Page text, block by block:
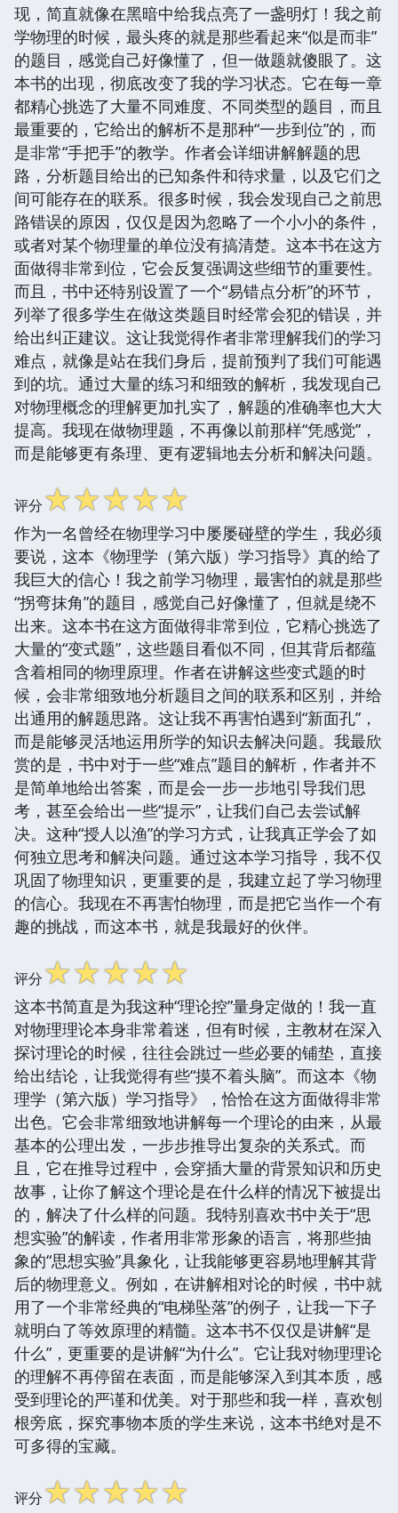
现，简直就像在黑暗中给我点亮了一盏明灯！我之前
学物理的时候，最头疼的就是那些看起来“似是而非”
的题目，感觉自己好像懂了，但一做题就傻眼了。这
本书的出现，彻底改变了我的学习状态。它在每一章
都精心挑选了大量不同难度、不同类型的题目，而且
最重要的，它给出的解析不是那种“一步到位”的，而
是非常“手把手”的教学。作者会详细讲解解题的思
路，分析题目给出的已知条件和待求量，以及它们之
间可能存在的联系。很多时候，我会发现自己之前思
路错误的原因，仅仅是因为忽略了一个小小的条件，
或者对某个物理量的单位没有搞清楚。这本书在这方
面做得非常到位，它会反复强调这些细节的重要性。
而且，书中还特别设置了一个“易错点分析”的环节，
列举了很多学生在做这类题目时经常会犯的错误，并
给出纠正建议。这让我觉得作者非常理解我们的学习
难点，就像是站在我们身后，提前预判了我们可能遇
到的坑。通过大量的练习和细致的解析，我发现自己
对物理概念的理解更加扎实了，解题的准确率也大大
提高。我现在做物理题，不再像以前那样“凭感觉”，
而是能够更有条理、更有逻辑地去分析和解决问题。
评分☆☆☆☆☆
作为一名曾经在物理学习中屡屡碰壁的学生，我必须
要说，这本《物理学（第六版）学习指导》真的给了
我巨大的信心！我之前学习物理，最害怕的就是那些
“拐弯抹角”的题目，感觉自己好像懂了，但就是绕不
出来。这本书在这方面做得非常到位，它精心挑选了
大量的“变式题”，这些题目看似不同，但其背后都蕴
含着相同的物理原理。作者在讲解这些变式题的时
候，会非常细致地分析题目之间的联系和区别，并给
出通用的解题思路。这让我不再害怕遇到“新面孔”，
而是能够灵活地运用所学的知识去解决问题。我最欣
赏的是，书中对于一些“难点”题目的解析，作者并不
是简单地给出答案，而是会一步一步地引导我们思
考，甚至会给出一些“提示”，让我们自己去尝试解
决。这种“授人以渔”的学习方式，让我真正学会了如
何独立思考和解决问题。通过这本学习指导，我不仅
巩固了物理知识，更重要的是，我建立起了学习物理
的信心。我现在不再害怕物理，而是把它当作一个有
趣的挑战，而这本书，就是我最好的伙伴。
评分☆☆☆☆☆
这本书简直是为我这种“理论控”量身定做的！我一直
对物理理论本身非常着迷，但有时候，主教材在深入
探讨理论的时候，往往会跳过一些必要的铺垫，直接
给出结论，让我觉得有些“摸不着头脑”。而这本《物
理学（第六版）学习指导》，恰恰在这方面做得非常
出色。它会非常细致地讲解每一个理论的由来，从最
基本的公理出发，一步步推导出复杂的关系式。而
且，它在推导过程中，会穿插大量的背景知识和历史
故事，让你了解这个理论是在什么样的情况下被提出
的，解决了什么样的问题。我特别喜欢书中关于“思
想实验”的解读，作者用非常形象的语言，将那些抽
象的“思想实验”具象化，让我能够更容易地理解其背
后的物理意义。例如，在讲解相对论的时候，书中就
用了一个非常经典的“电梯坠落”的例子，让我一下子
就明白了等效原理的精髓。这本书不仅仅是讲解“是
什么”，更重要的是讲解“为什么”。它让我对物理理论
的理解不再停留在表面，而是能够深入到其本质，感
受到理论的严谨和优美。对于那些和我一样，喜欢刨
根旁底，探究事物本质的学生来说，这本书绝对是不
可多得的宝藏。
评分☆☆☆☆☆